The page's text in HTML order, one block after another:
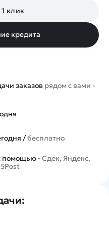
клик
кредита
заказов рядом с вами -
/бесплатно
помощью -Сдек, Яндекс,